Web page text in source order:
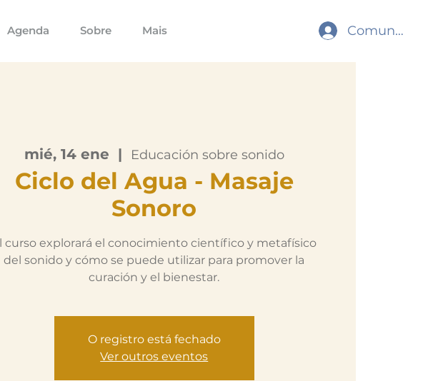
Agenda Sobre Mais Comunidade
mié, 14 ene
  |
Educación sobre sonido
Ciclo del Agua - Masaje
Sonoro
curso explorará el conocimiento científico y metafísico
del sonido y cómo se puede utilizar para promover la
curación y el bienestar.
O registro está fechado
Ver outros eventos